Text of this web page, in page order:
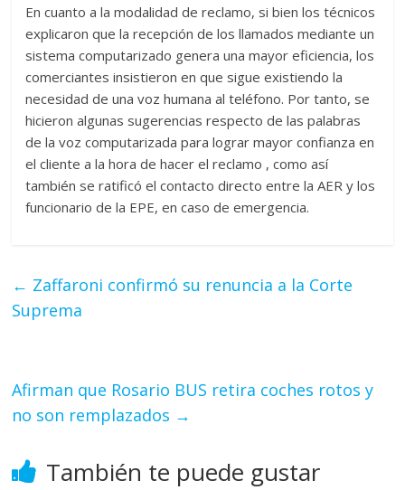
En cuanto a la modalidad de reclamo, si bien los técnicos
explicaron que la recepción de los llamados mediante un
sistema computarizado genera una mayor eficiencia, los
comerciantes insistieron en que sigue existiendo la
necesidad de una voz humana al teléfono. Por tanto, se
hicieron algunas sugerencias respecto de las palabras
de la voz computarizada para lograr mayor confianza en
el cliente a la hora de hacer el reclamo , como así
también se ratificó el contacto directo entre la AER y los
funcionario de la EPE, en caso de emergencia.
← Zaffaroni confirmó su renuncia a la Corte
Suprema
Afirman que Rosario BUS retira coches rotos y
no son remplazados →
También te puede gustar